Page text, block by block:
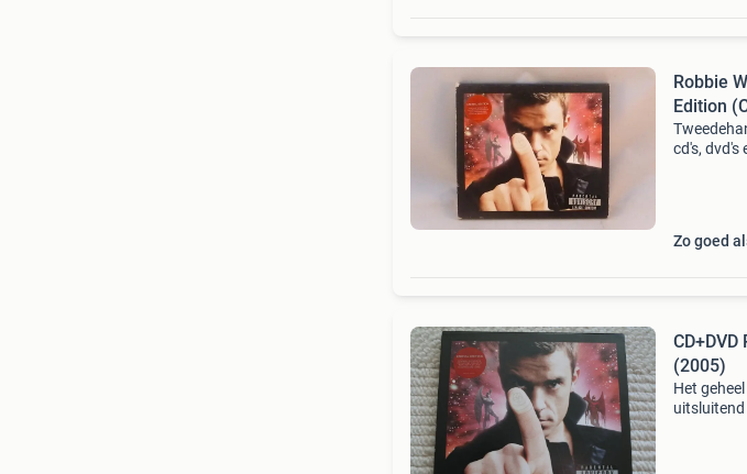
Robbie
Edition
cd's, dvd's
Zo goed
(2005)
Het